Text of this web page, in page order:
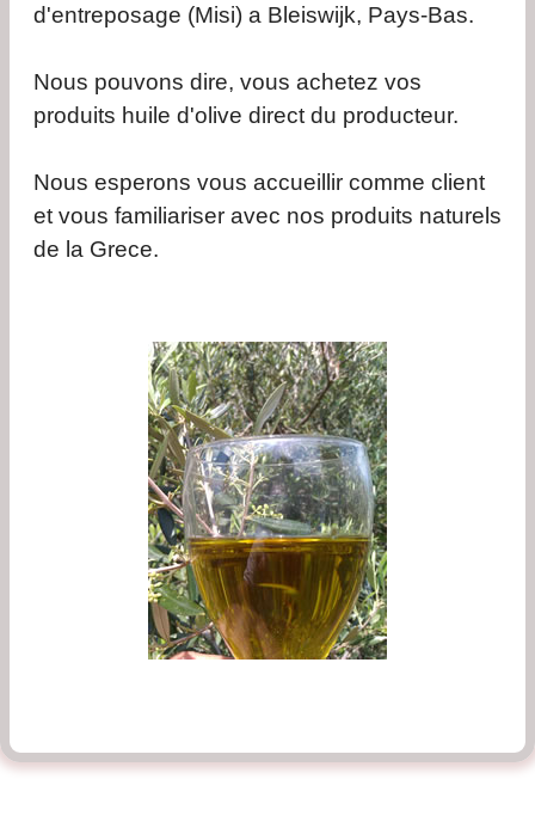
d'entreposage (Misi) a Bleiswijk, Pays-Bas.
Nous pouvons dire, vous achetez vos
produits huile d'olive direct du producteur.
Nous esperons vous accueillir comme client
et vous familiariser avec nos produits naturels
de la Grece.